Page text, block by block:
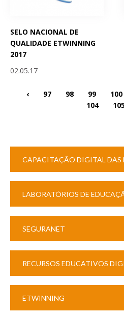
SELO NACIONAL DE
QUALIDADE ETWINNING
2017
02.05.17
‹ 97 98 99 100
104
CAPACITAÇÃO DIGITAL DAS
LABORATÓRIOS DE
SEGURANET
RECURSOS EDUCATIVOS
ETWINNING